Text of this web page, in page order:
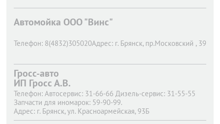
Автомойка ООО "Винс"
Телефон: 8(4832)305020Адрес: г. Брянск, пр.Московский , 39
Гросс-авто
ИП Гросс А.В.
Телефон: Автосервис: 31-66-66 Дизель-сервис: 31-55-55
Запчасти для иномарок: 59-90-99.
Адрес: г. Брянск, ул. Красноармейская, 93Б